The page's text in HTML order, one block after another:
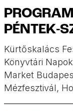
PÉNTEK-
Kürtőskalács
Könyvtári
Market
Mézfesztivál,